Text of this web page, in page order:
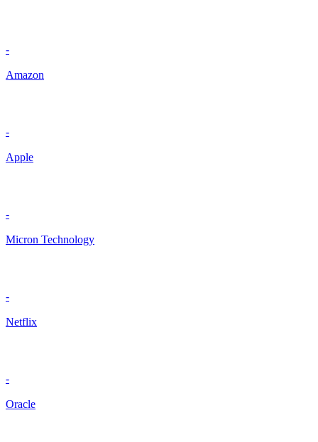
-
Amazon
-
Apple
-
Micron Technology
-
Netflix
-
Oracle